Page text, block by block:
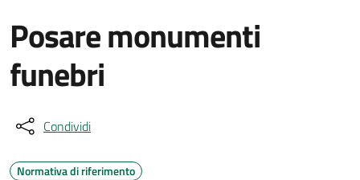
Posare monumenti
funebri
Condividi
Normativa di riferimento